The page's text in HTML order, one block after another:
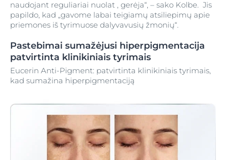
naudojant reguliariai nuolat , gerėja“, – sako Kolbe. Jis
papildo, kad „gavome labai teigiamų atsiliepimų apie
priemones iš tyrimuose dalyvavusių žmonių“.
Pastebimai sumažėjusi hiperpigmentacija
patvirtinta klinikiniais tyrimais
Eucerin Anti-Pigment: patvirtinta klinikiniais tyrimais,
kad sumažina hiperpigmentaciją